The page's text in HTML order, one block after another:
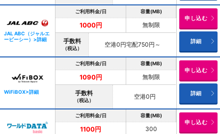
JAL ABC（ジャルエ
ービーシー）>詳細
ご利用料金/日 容量(MB)
1000円 無制限
手数料
（税込） 空港0円宅配750円～
申し込む
詳細
WiFiBOX>詳細
ご利用料金/日 容量(MB)
1090円 無制限
手数料
（税込） 空港0円
申し込む
詳細
ご利用料金/日 容量(MB)
1100円 300
申し込む